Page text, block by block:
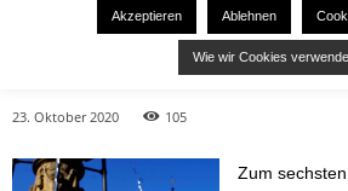
Hildesheim mit
Museumseintritt
23. Oktober 2020 105
Zum
Akzeptieren Ablehnen
Wie wir Cookies